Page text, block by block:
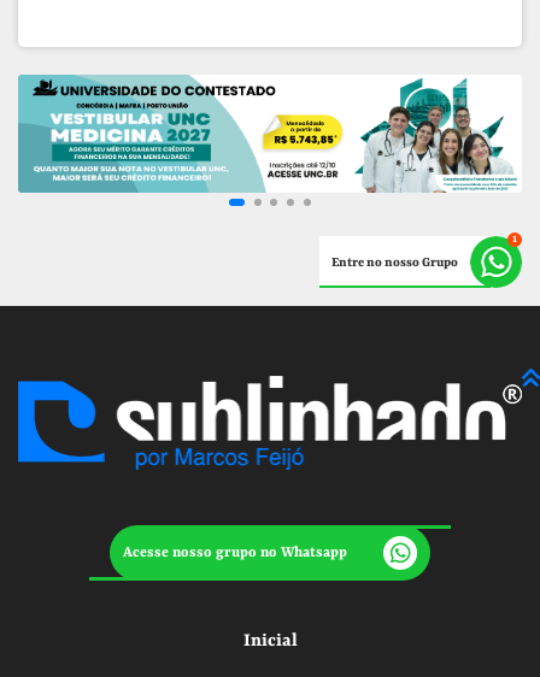
Entre no nosso Grupo
Acesse nosso grupo no Whatsapp
Inicial